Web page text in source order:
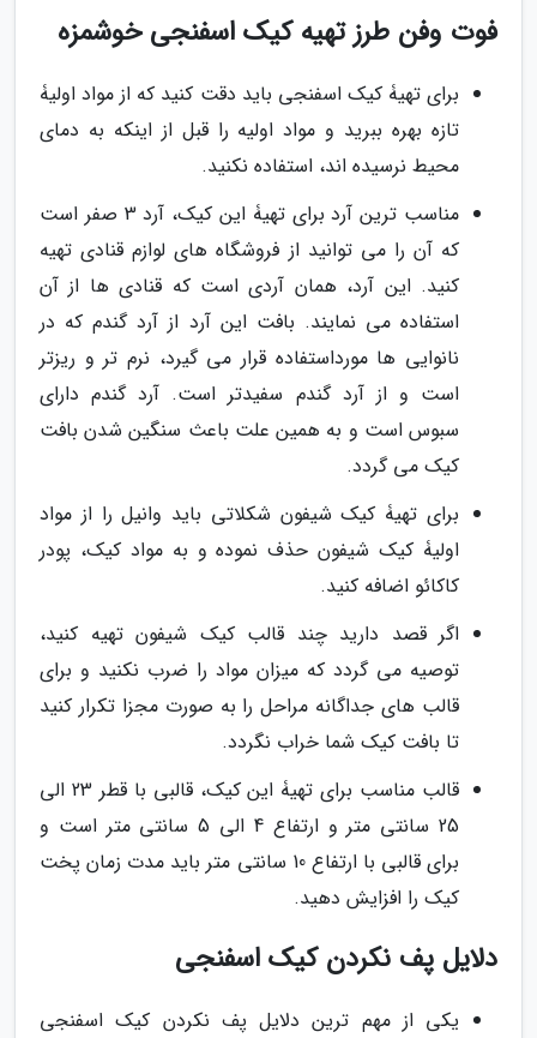
فوت وفن طرز تهیه کیک اسفنجی خوشمزه
برای تهیۀ کیک اسفنجی باید دقت کنید که از مواد اولیۀ
تازه بهره ببرید و مواد اولیه را قبل از اینکه به دمای
محیط نرسیده اند، استفاده نکنید.
مناسب ترین آرد برای تهیۀ این کیک، آرد 3 صفر است
که آن را می توانید از فروشگاه های لوازم قنادی تهیه
کنید. این آرد، همان آردی است که قنادی ها از آن
استفاده می نمایند. بافت این آرد از آرد گندم که در
نانوایی ها مورداستفاده قرار می گیرد، نرم تر و ریزتر
است و از آرد گندم سفیدتر است. آرد گندم دارای
سبوس است و به همین علت باعث سنگین شدن بافت
کیک می گردد.
برای تهیۀ کیک شیفون شکلاتی باید وانیل را از مواد
اولیۀ کیک شیفون حذف نموده و به مواد کیک، پودر
کاکائو اضافه کنید.
اگر قصد دارید چند قالب کیک شیفون تهیه کنید،
توصیه می گردد که میزان مواد را ضرب نکنید و برای
قالب های جداگانه مراحل را به صورت مجزا تکرار کنید
تا بافت کیک شما خراب نگردد.
قالب مناسب برای تهیۀ این کیک، قالبی با قطر 23 الی
25 سانتی متر و ارتفاع 4 الی 5 سانتی متر است و
برای قالبی با ارتفاع 10 سانتی متر باید مدت زمان پخت
کیک را افزایش دهید.
دلایل پف نکردن کیک اسفنجی
یکی از مهم ترین دلایل پف نکردن کیک اسفنجی